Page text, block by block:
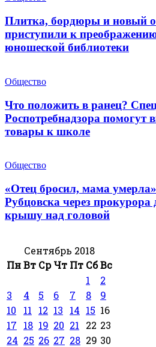
Плитка, бордюры и новый
приступили к
юношеской библиотеки
Общество
Что положить в ранец?
Роспотребнадзора помогут
товары к школе
Общество
«Отец бросил, мама
Рубцовска через прокурора
крышу над головой
Сентябрь 2018
ПнВт Ср Чт Пт СбВс
1
2
3
4 5 6 7 8
9
10
11 12 13 14 15 16
17
18 19 20 21 22 23
24 25 26 27 28 29 30